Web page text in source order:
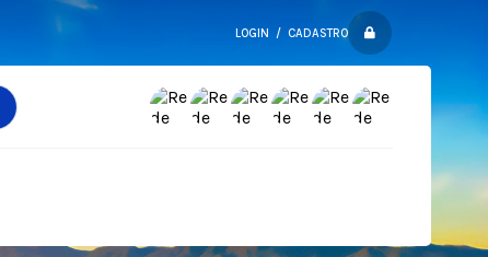
LOGIN / CADASTRO